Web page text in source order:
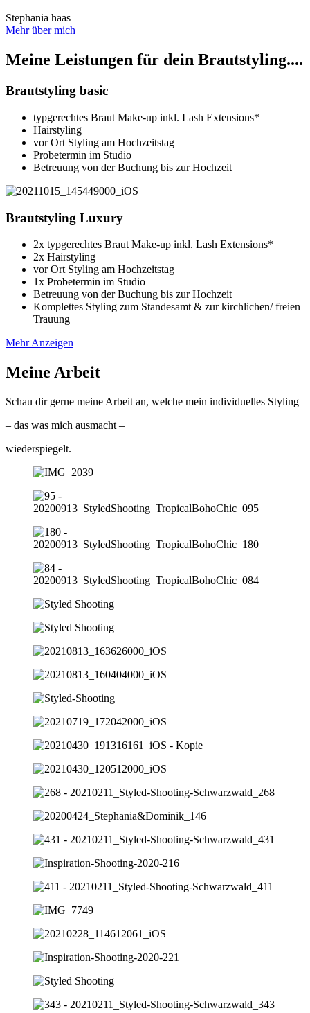
Stephania haas
Mehr über mich
Meine Leistungen für dein Brautstyling....
Brautstyling basic
typgerechtes Braut Make-up inkl. Lash Extensions*
Hairstyling
vor Ort Styling am Hochzeitstag
Probetermin im Studio
Betreuung von der Buchung bis zur Hochzeit
Brautstyling Luxury
2x typgerechtes Braut Make-up inkl. Lash Extensions*
2x Hairstyling
vor Ort Styling am Hochzeitstag
1x Probetermin im Studio
Betreuung von der Buchung bis zur Hochzeit
Komplettes Styling zum Standesamt & zur kirchlichen/ freien
Trauung
Mehr Anzeigen
Meine Arbeit
Schau dir gerne meine Arbeit an, welche mein individuelles Styling
– das was mich ausmacht –
wiederspiegelt.